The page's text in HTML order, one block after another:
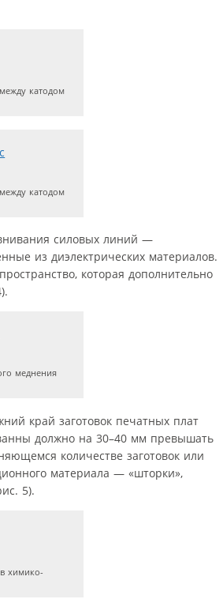
катодом
катодом
силовых линий —
из диэлектрических материалов.
которая дополнительно
меднения
край заготовок печатных плат
должно на 30–40 мм превышать
количестве заготовок или
материала — «шторки»,
5).
химико-